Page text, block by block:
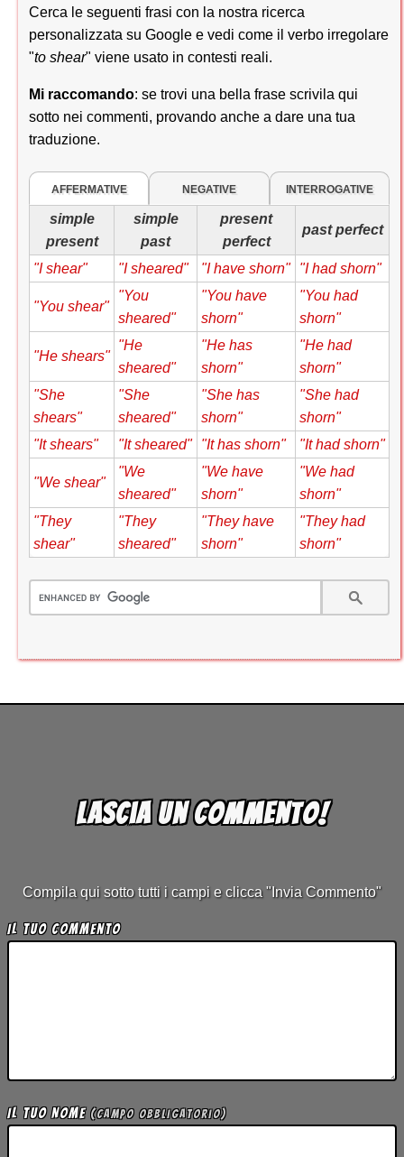
Cerca le seguenti frasi con la nostra ricerca
personalizzata su Google e vedi come il verbo irregolare
"to shear" viene usato in contesti reali.
Mi raccomando: se trovi una bella frase scrivila qui
sotto nei commenti, provando anche a dare una tua
traduzione.
AFFERMATIVE NEGATIVE INTERROGATIVE
simple
present
simple
past
present
perfect
past perfect
"I shear" "I sheared" "I have shorn" "I had shorn"
"You shear"
"You
sheared"
"You have
shorn"
"You had
shorn"
"He shears"
"He
sheared"
"He has
shorn"
"He had
shorn"
"She
shears"
"She
sheared"
"She has
shorn"
"She had
shorn"
"It shears"
"It sheared" "It has shorn" "It had shorn"
"We shear"
"We
sheared"
"We have
shorn"
"We had
shorn"
"They
shear"
"They
sheared"
"They have
shorn"
"They had
shorn"
Lascia un commento!
Compila qui sotto tutti i campi e clicca "Invia Commento"
Il tuo Commento
Il tuo Nome (campo obbligatorio)